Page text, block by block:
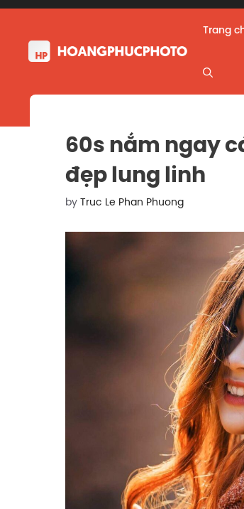
Skip
content
Trang
60s nắm ngay
đẹp lung linh
by Truc Le Phan Phuong